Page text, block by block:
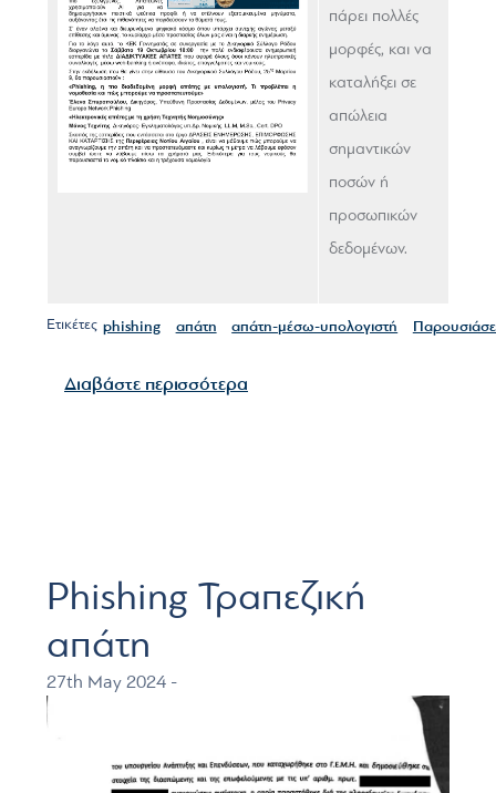
πάρει πολλές
μορφές, και να
καταλήξει σε
απώλεια
σημαντικών
ποσών ή
προσωπικών
δεδομένων.
Ετικέτες phishing απάτη απάτη-μέσω-υπολογιστή
Διαβάστε περισσότερα
Phishing Τραπεζική
απάτη
27th May 2024 -